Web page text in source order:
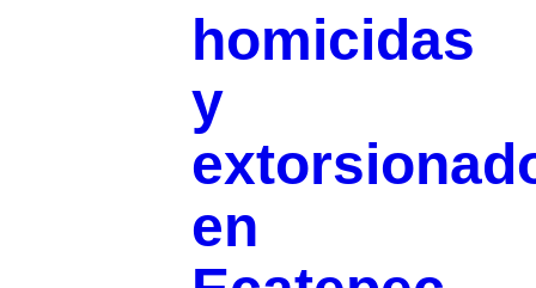
homicidas
y
en